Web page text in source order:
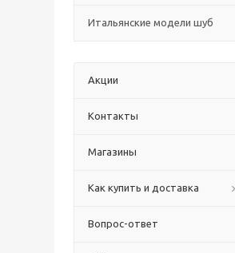
Итальянские модели шуб
Акции
Контакты
Магазины
Как купить и доставка
Вопрос-ответ